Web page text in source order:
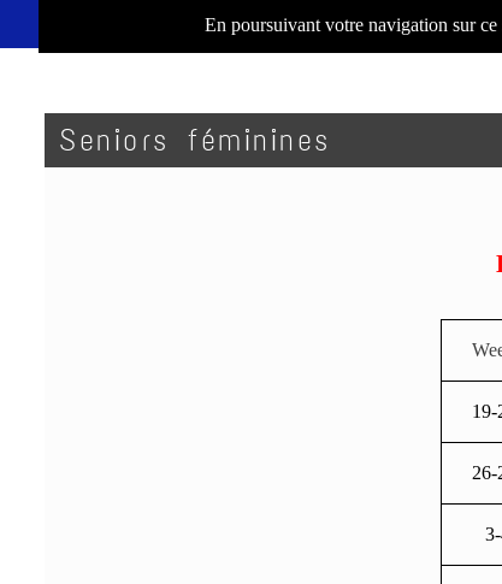
En poursuivant votre navigation sur ce
Seniors féminines
19-
26-